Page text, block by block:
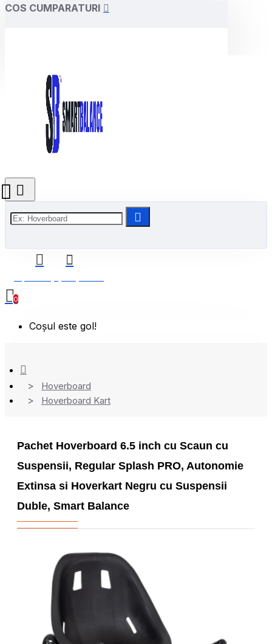
COS CUMPARATURI
0
Coșul este gol!
Hoverboard
Hoverboard Kart
Pachet Hoverboard 6.5 inch cu Scaun cu
Suspensii, Regular Splash PRO, Autonomie
Extinsa si Hoverkart Negru cu Suspensii
Duble, Smart Balance